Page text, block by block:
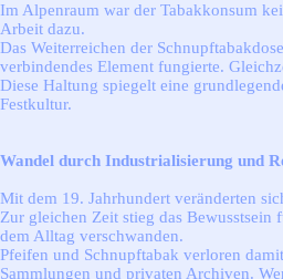
Im Alpenraum war der Tabakkonsum
Arbeit dazu.
Das Weiterreichen der
verbindendes Element fungierte.
Diese Haltung spiegelt eine
Festkultur.
Wandel durch Industrialisierung und
Mit dem 19. Jahrhundert veränderten
Zur gleichen Zeit stieg das
dem Alltag verschwanden.
Pfeifen und Schnupftabak verloren
Sammlungen und privaten Archiven.